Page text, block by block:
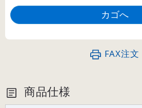
FAX注文
商品仕様